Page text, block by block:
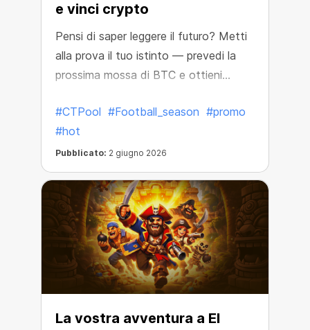
e vinci crypto
Pensi di saper leggere il futuro? Metti
alla prova il tuo istinto — prevedi la
prossima mossa di BTC e ottieni
#CTPool #Football_season #promo
#hot
Pubblicato: 2 giugno 2026
La vostra avventura a El